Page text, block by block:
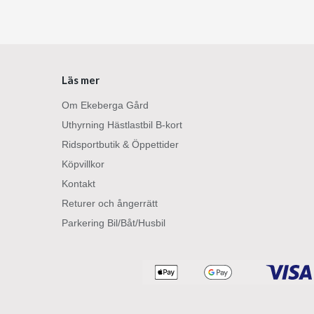
Läs mer
Om Ekeberga Gård
Uthyrning Hästlastbil B-kort
Ridsportbutik & Öppettider
Köpvillkor
Kontakt
Returer och ångerrätt
Parkering Bil/Båt/Husbil